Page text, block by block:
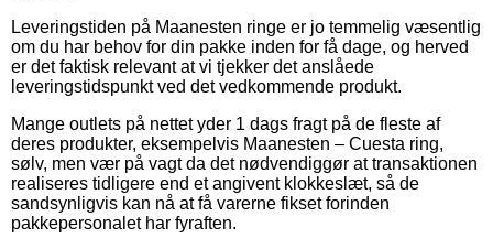
Leveringstiden på Maanesten ringe er jo temmelig væsentlig
om du har behov for din pakke inden for få dage, og herved
er det faktisk relevant at vi tjekker det anslåede
leveringstidspunkt ved det vedkommende produkt.
Mange outlets på nettet yder 1 dags fragt på de fleste af
deres produkter, eksempelvis Maanesten – Cuesta ring,
sølv, men vær på vagt da det nødvendiggør at transaktionen
realiseres tidligere end et angivent klokkeslæt, så de
sandsynligvis kan nå at få varerne fikset forinden
pakkepersonalet har fyraften.